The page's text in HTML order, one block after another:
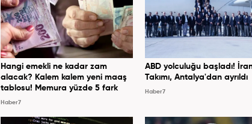
Hangi emekli ne kadar zam
alacak? Kalem kalem yeni maaş
tablosu! Memura yüzde 5 fark
Haber7
ABD yolculuğu başladı!
Takımı, Antalya'dan ayrıldı
Haber7